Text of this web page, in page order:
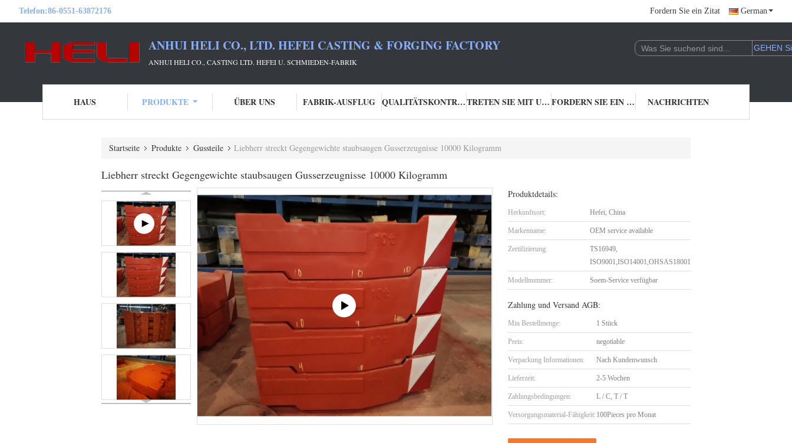
Telefon:86-0551-63872176 Fordern Sie ein Zitat German
ANHUI HELI CO., LTD. HEFEI CASTING & FORGING FACTORY
ANHUI HELI CO., CASTING LTD. HEFEI U. SCHMIEDEN-FABRIK
HAUS PRODUKTE ÜBER UNS FABRIK-AUSFLUG QUALITÄTSKONTROLLE TRETEN SIE MIT UNS IN VERBINDUNG FORDERN SIE EIN ZITAT NACHRICHTEN
Startseite Produkte Gussteile Liebherr streckt Gegengewichte staubsaugen Gusserzeugnisse 10000 Kilogramm
Liebherr streckt Gegengewichte staubsaugen Gusserzeugnisse 10000 Kilogramm
Produktdetails:
Herkunftsort: Hefei, China
Markenname: OEM service available
Zertifizierung:
TS16949,
ISO9001,ISO14001,OHSAS18001
Modellnummer: Soem-Service verfügbar
Zahlung und Versand AGB:
Min Bestellmenge: 1 Stück
Preis: negotiable
Verpackung Informationen: Nach Kundenwunsch
Lieferzeit: 2-5 Wochen
Zahlungsbedingungen: L / C, T / T
Versorgungsmaterial-Fähigkeit: 100Pieces pro Monat